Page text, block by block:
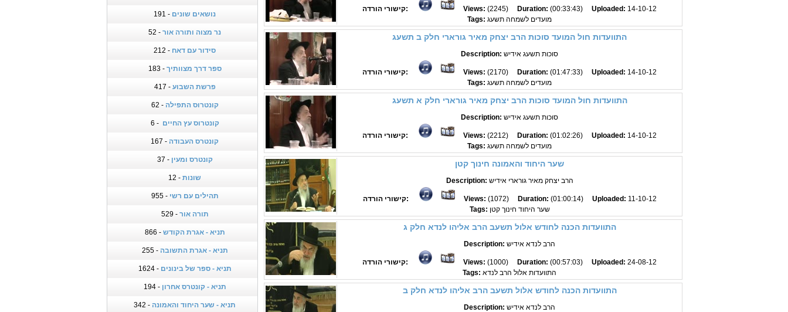
נושאים שונים - 191
נר מצוה ותורה אור - 52
סידור עם דאח - 212
ספר דרך מצוותיך - 183
פרשת השבוע - 417
קונטרוס התפילה - 62
קונטרוס עץ החיים - 6
קונטרס העבודה - 167
קונטרס ומעין - 37
שונות - 12
תהילים עם רשי - 955
תורה אור - 529
תניא - אגרת הקודש - 866
תניא - אגרת התשובה - 255
תניא - ספר של בינונים - 1624
תניא - קונטרס אחרון - 194
תניא - שער היחוד והאמונה - 342
קישורי הורדה: Views: (2245) Duration: (00:33:43) Uploaded: 14-10-12
Tags: מועדים לשמחה תשעג
התוועדות חול המועד סוכות הרב יצחק מאיר גורארי חלק ב תשעג
Description: סוכות תשעג אידיש
קישורי הורדה: Views: (2170) Duration: (01:47:33) Uploaded: 14-10-12
Tags: מועדים לשמחה תשעג
התוועדות חול המועד סוכות הרב יצחק מאיר גורארי חלק א תשעג
Description: סוכות תשעג אידיש
קישורי הורדה: Views: (2212) Duration: (01:02:26) Uploaded: 14-10-12
Tags: מועדים לשמחה תשעג
שער היחוד והאמונה חינוך קטן
Description: הרב יצחק מאיר גורארי אידיש
קישורי הורדה: Views: (1072) Duration: (01:00:14) Uploaded: 11-10-12
Tags: שער היחוד חינוך קטן
התוועדות הכנה לחודש אלול תשעב הרב אליהו לנדא חלק ג
Description: הרב לנדא אידיש
קישורי הורדה: Views: (1000) Duration: (00:57:03) Uploaded: 24-08-12
Tags: התוועדות אלול הרב לנדא
התוועדות הכנה לחודש אלול תשעב הרב אליהו לנדא חלק ב
Description: הרב לנדא אידיש